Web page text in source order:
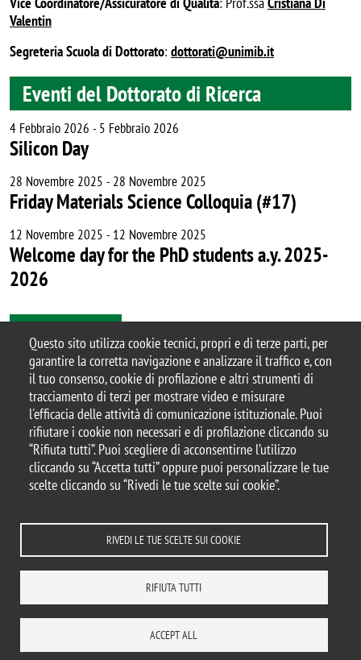
Questo sito utilizza cookie tecnici, propri e di terze parti, per
garantire la corretta navigazione e analizzare il traffico e, con
il tuo consenso, cookie di profilazione e altri strumenti di
tracciamento di terzi per mostrare video e misurare
l'efficacia delle attività di comunicazione istituzionale. Puoi
rifiutare i cookie non necessari e di profilazione cliccando su
“Rifiuta tutti”. Puoi scegliere di acconsentirne l’utilizzo
cliccando su “Accetta tutti” oppure puoi personalizzare le tue
scelte cliccando su “Rivedi le tue scelte sui cookie”.
RIVEDI LE TUE SCELTE SUI COOKIE
RIFIUTA TUTTI
ACCEPT ALL
Valentin
Segreteria Scuola di Dottorato: dottorati@unimib.it
Eventi del Dottorato di Ricerca
4 Febbraio 2026 - 5 Febbraio 2026
Silicon Day
28 Novembre 2025 - 28 Novembre 2025
Friday Materials Science Colloquia (#17)
12 Novembre 2025 - 12 Novembre 2025
Welcome day for the PhD students a.y. 2025-
2026
© 2025 Università degli Studi di Milano-Bicocca
Piazza dell'Ateneo Nuovo, 1 - 20126, Milano
Casella PEC:ateneo.bicocca@pec.unimib.it
P.I. 12621570154 |
redazioneweb.mater@unimib.it
Note legali Privacy e cookie policy Amministrazione trasparente
Accessibilità
Rivedi le tue scelte sui cookie
MAPPA DEL SITO CONTATTI